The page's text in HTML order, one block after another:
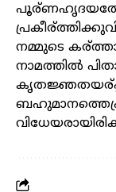
നമ്മുടെ
നാമത്തില്‍